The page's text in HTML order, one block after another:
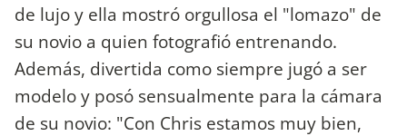
de lujo y ella mostró orgullosa el "lomazo" de
su novio a quien fotografió entrenando.
Además, divertida como siempre jugó a ser
modelo y posó sensualmente para la cámara
de su novio: "Con Chris estamos muy bien,